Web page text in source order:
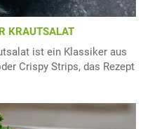
KRAUTSALAT
ist ein Klassiker aus
Crispy Strips, das Rezept